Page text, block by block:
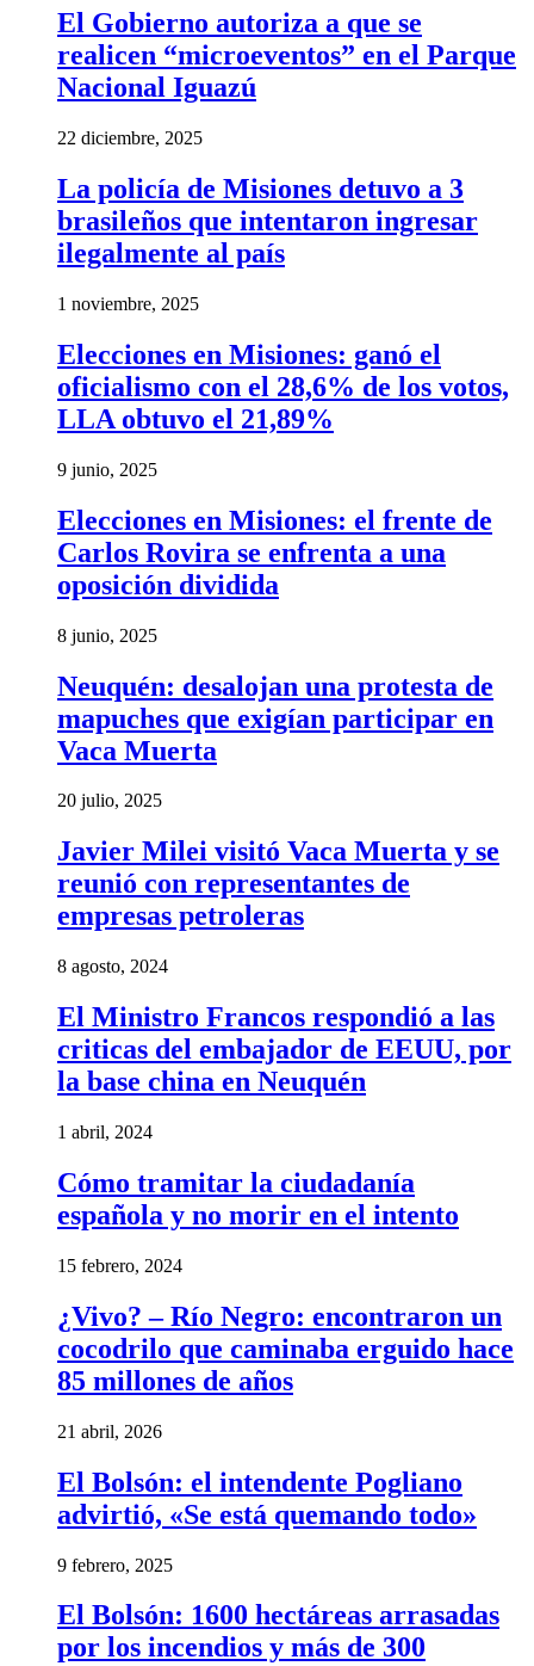
El Gobierno autoriza a que se
realicen “microeventos” en el Parque
Nacional Iguazú
22 diciembre, 2025
La policía de Misiones detuvo a 3
brasileños que intentaron ingresar
ilegalmente al país
1 noviembre, 2025
Elecciones en Misiones: ganó el
oficialismo con el 28,6% de los votos,
LLA obtuvo el 21,89%
9 junio, 2025
Elecciones en Misiones: el frente de
Carlos Rovira se enfrenta a una
oposición dividida
8 junio, 2025
Neuquén: desalojan una protesta de
mapuches que exigían participar en
Vaca Muerta
20 julio, 2025
Javier Milei visitó Vaca Muerta y se
reunió con representantes de
empresas petroleras
8 agosto, 2024
El Ministro Francos respondió a las
criticas del embajador de EEUU, por
la base china en Neuquén
1 abril, 2024
Cómo tramitar la ciudadanía
española y no morir en el intento
15 febrero, 2024
¿Vivo? – Río Negro: encontraron un
cocodrilo que caminaba erguido hace
85 millones de años
21 abril, 2026
El Bolsón: el intendente Pogliano
advirtió, «Se está quemando todo»
9 febrero, 2025
El Bolsón: 1600 hectáreas arrasadas
por los incendios y más de 300